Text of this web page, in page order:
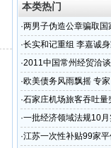
本类热门
·两男子伪造公章骗取国
3年
·长实和记重组 李嘉诚
·2011中国常州经贸洽
·欧美债务风雨飘摇 专
·石家庄机场旅客吞吐量
·一批经济领域法规10
高
·江苏一次性补贴99家